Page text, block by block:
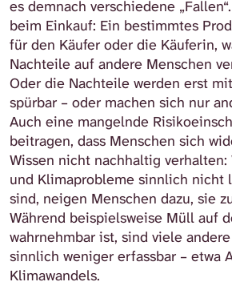
es demnach verschiedene
beim Einkauf: Ein bestimmtes
für den Käufer oder die Käuferin,
Nachteile auf andere Menschen
Oder die Nachteile werden erst
spürbar – oder machen sich nur
Auch eine mangelnde
beitragen, dass Menschen sich
Wissen nicht nachhaltig verhalten:
und Klimaprobleme sinnlich nicht
sind, neigen Menschen dazu, sie
Während beispielsweise Müll auf
wahrnehmbar ist, sind viele
sinnlich weniger erfassbar – etwa
Klimawandels.